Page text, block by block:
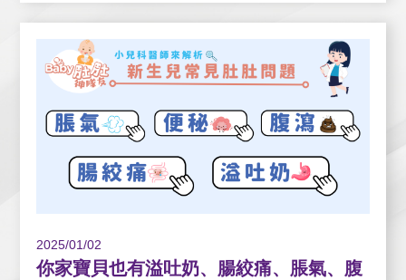
2025/01/02
你家寶貝也有溢吐奶、腸絞痛、脹氣、腹